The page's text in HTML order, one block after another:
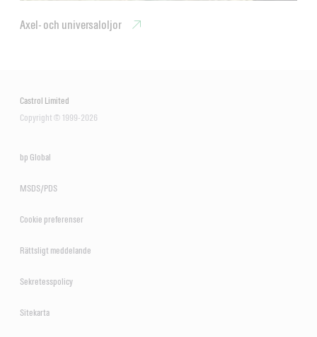
Axel- och universaloljor
Castrol Limited
Copyright © 1999-2026
bp Global
MSDS/PDS
Cookie preferenser
Rättsligt meddelande
Sekretesspolicy
Sitekarta